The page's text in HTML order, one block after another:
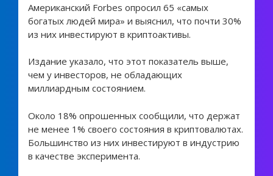
Американский Forbes опросил 65 «самых
богатых людей мира» и выяснил, что почти 30%
из них инвестируют в криптоактивы.
Издание указало, что этот показатель выше,
чем у инвесторов, не обладающих
миллиардным состоянием.
Около 18% опрошенных сообщили, что держат
не менее 1% своего состояния в криптовалютах.
Большинство из них инвестируют в индустрию
в качестве эксперимента.